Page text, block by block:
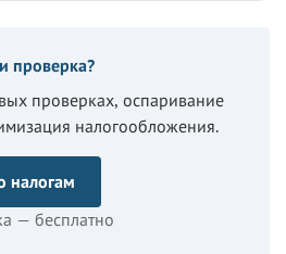
проверка?
проверках, оспаривание
налогообложения.
налогам
— бесплатно